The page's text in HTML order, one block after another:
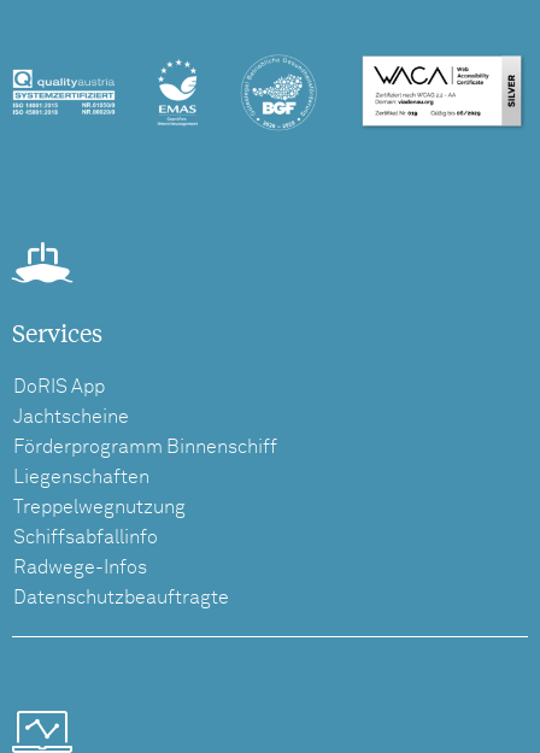
Services
DoRIS App
Jachtscheine
Förderprogramm Binnenschiff
Liegenschaften
Treppelwegnutzung
Schiffsabfallinfo
Radwege-Infos
Datenschutzbeauftragte